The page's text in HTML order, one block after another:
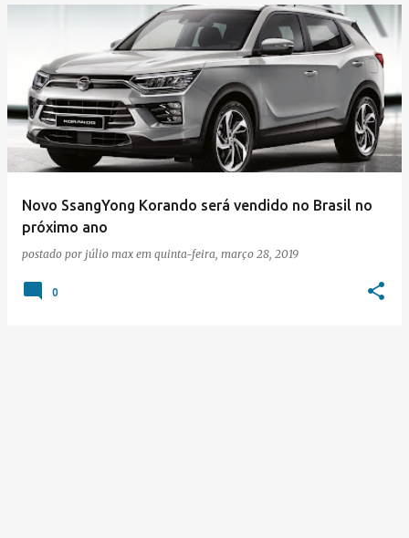
t
a
g
Novo SsangYong Korando será vendido no Brasil no
próximo ano
postado por júlio max em quinta-feira, março 28, 2019
0